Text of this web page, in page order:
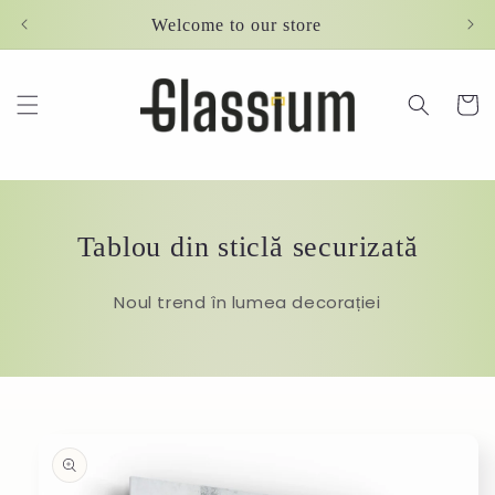
Welcome to our store
Cart
Tablou din sticlă securizată
Noul trend în lumea decorației
product
information